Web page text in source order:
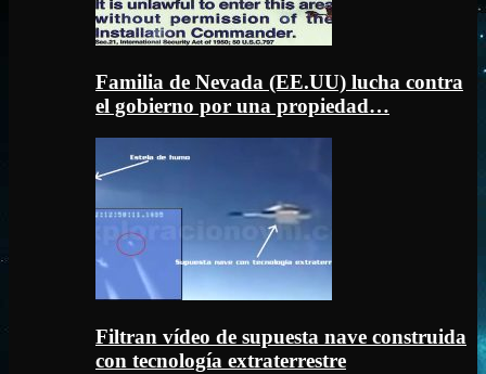
Familia de Nevada (EE.UU) lucha contra
el gobierno por una propiedad…
Filtran vídeo de supuesta nave construida
con tecnología extraterrestre